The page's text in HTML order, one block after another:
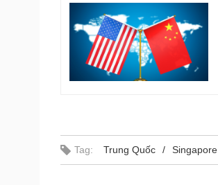
Tag: Trung Quốc Singapore